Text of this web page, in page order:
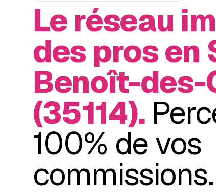
Le réseau
des pros en
Benoît-des-
(35114).
100% de vos
commissions.